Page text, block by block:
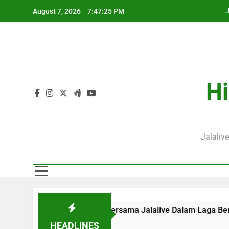
August 7, 2026 7:47:25 PM
HEADLINES
Pukul 20.00 WIB Bersama Jalalive Dalam Laga